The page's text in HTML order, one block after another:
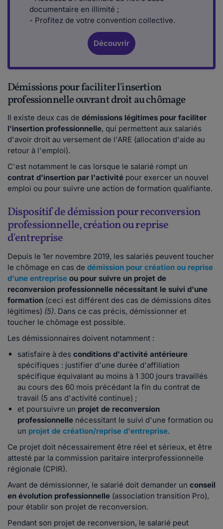
documentaire en illimité ;
- Profitez de votre convention collective.
Découvrir
Démissions pour faciliter l'insertion
professionnelle ouvrant droit au chômage
Il existe deux cas de démissions légitimes pour faciliter
l'insertion professionnelle, qui permettent aux salariés
d'avoir droit au versement de l'ARE (allocation d'aide au
retour à l'emploi).
C'est notamment le cas lorsque le salarié rompt un
contrat d'insertion par l'activité pour exercer un nouvel
emploi ou pour suivre une action de formation qualifiante.
Dispositif de démission pour reconversion
professionnelle, création ou reprise
d'entreprise
Depuis le 1er novembre 2019, les salariés peuvent toucher
le chômage en cas de démission pour création ou reprise
d'une entreprise ou pour suivre un projet de
reconversion professionnelle nécessitant le suivi d'une
formation (ceci est différent des cas de démissions dites
légitimes) (5). Dans ce cas précis, démissionner et
toucher le chômage est possible.
Les démissionnaires doivent notamment :
satisfaire à des conditions d'activité antérieure
spécifiques : justifier d'une durée d'affiliation
spécifique équivalant au moins à 1 300 jours travaillés
au cours des 60 mois précédant la fin du contrat de
travail (5 ans d'activité continue) ;
et poursuivre un projet de reconversion
professionnelle nécessitant le suivi d'une formation ou
un projet de création/reprise d'entreprise.
Ce projet doit nécessairement être réel et sérieux, et être
attesté par la commission paritaire interprofessionnelle
régionale (CPIR).
Avant de démissionner, le salarié doit demander un conseil
en évolution professionnelle (association transition Pro),
pour établir son projet de reconversion.
Pendant son projet de reconversion, le salarié peut